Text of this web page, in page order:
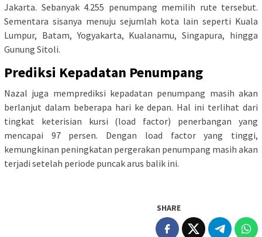
Jakarta. Sebanyak 4.255 penumpang memilih rute tersebut.
Sementara sisanya menuju sejumlah kota lain seperti Kuala
Lumpur, Batam, Yogyakarta, Kualanamu, Singapura, hingga
Gunung Sitoli.
Prediksi Kepadatan Penumpang
Nazal juga memprediksi kepadatan penumpang masih akan
berlanjut dalam beberapa hari ke depan. Hal ini terlihat dari
tingkat keterisian kursi (load factor) penerbangan yang
mencapai 97 persen. Dengan load factor yang tinggi,
kemungkinan peningkatan pergerakan penumpang masih akan
terjadi setelah periode puncak arus balik ini.
SHARE